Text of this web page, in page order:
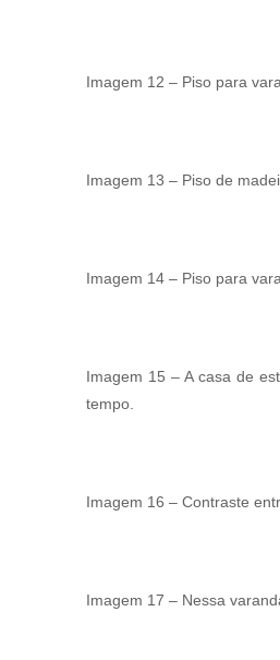
Imagem 12 – Piso para
Imagem 13 – Piso de
Imagem 14 – Piso para
Imagem 15 – A casa de
tempo.
Imagem 16 – Contraste
Imagem 17 – Nessa